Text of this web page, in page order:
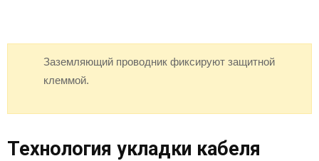
Заземляющий проводник фиксируют защитной
клеммой.
Технология укладки кабеля